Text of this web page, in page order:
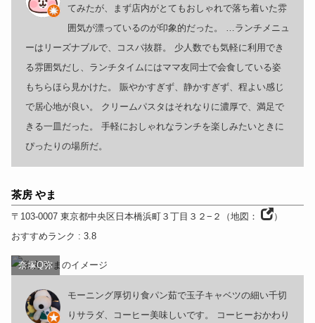
てみたが、まず店内がとてもおしゃれで落ち着いた雰
囲気が漂っているのが印象的だった。 …ランチメニュ
ーはリーズナブルで、コスパ抜群。 少人数でも気軽に利用でき
る雰囲気だし、ランチタイムにはママ友同士で会食している姿
もちらほら見かけた。 賑やかすぎず、静かすぎず、程よい感じ
で居心地が良い。 クリームパスタはそれなりに濃厚で、満足で
きる一皿だった。 手軽におしゃれなランチを楽しみたいときに
ぴったりの場所だ。
茶房 やま
〒103-0007 東京都中央区日本橋浜町３丁目３２−２ （地図：
）
おすすめランク : 3.8
奈塚Q弥
モーニング厚切り食パン茹で玉子キャベツの細い千切
りサラダ、コーヒー美味しいです。 コーヒーおかわり